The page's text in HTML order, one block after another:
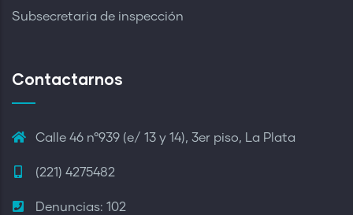
Subsecretaria de inspección
Contactarnos
Calle 46 n°939 (e/ 13 y 14), 3er piso, La Plata
(221) 4275482
Denuncias: 102